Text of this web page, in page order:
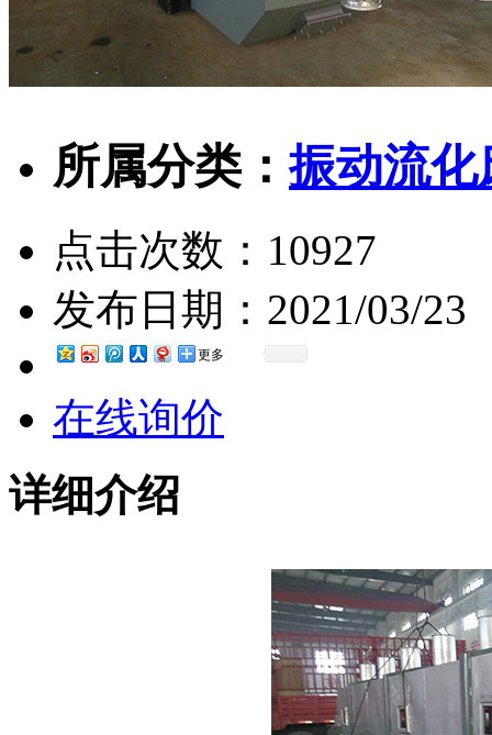
所属分类：振动流化
点击次数： 10927
发布日期： 2021/03/23
更多
在线询价
详细介绍